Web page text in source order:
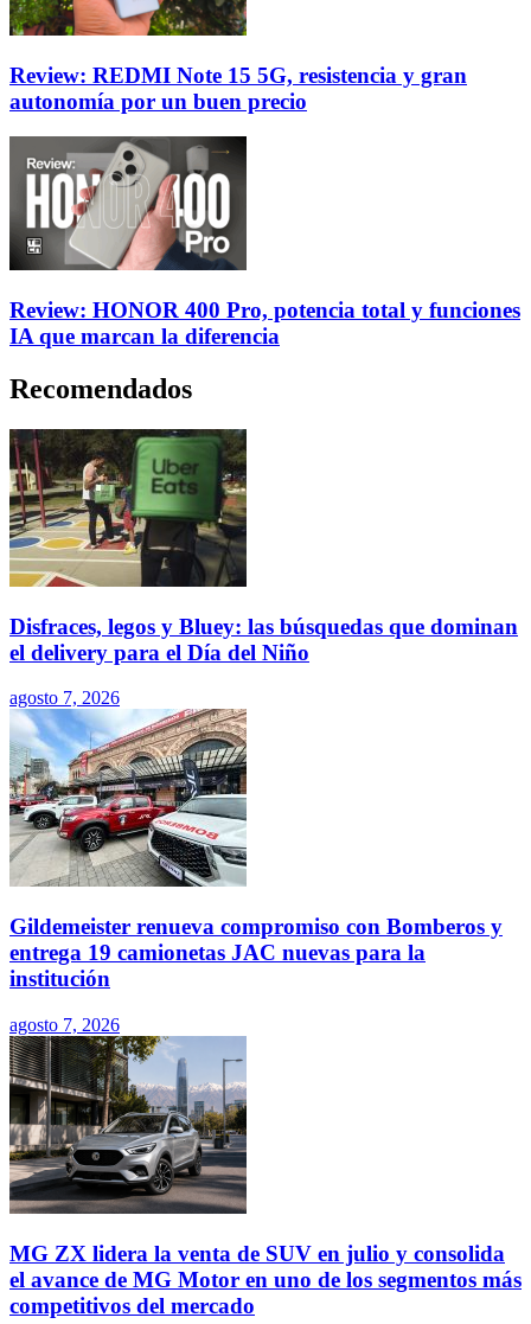
Review: REDMI Note 15 5G, resistencia y gran
autonomía por un buen precio
Review: HONOR 400 Pro, potencia total y funciones
IA que marcan la diferencia
Recomendados
Disfraces, legos y Bluey: las búsquedas que dominan
el delivery para el Día del Niño
agosto 7, 2026
Gildemeister renueva compromiso con Bomberos y
entrega 19 camionetas JAC nuevas para la
institución
agosto 7, 2026
MG ZX lidera la venta de SUV en julio y consolida
el avance de MG Motor en uno de los segmentos más
competitivos del mercado